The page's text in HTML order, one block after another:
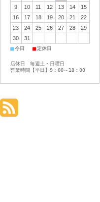
9
10 11 12 13 14
15
16
17 18 19 20 21
22
23
24 25 26 27 28
29
30
31
■今日 ■定休日
店休日 毎週土・日曜日
営業時間【平日】9：00～18：00